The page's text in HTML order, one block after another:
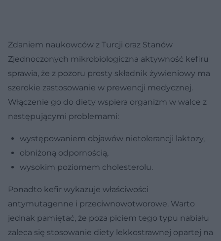
Zdaniem naukowców z Turcji oraz Stanów
Zjednoczonych mikrobiologiczna aktywność kefiru
sprawia, że z pozoru prosty składnik żywieniowy ma
szerokie zastosowanie w prewencji medycznej.
Włączenie go do diety wspiera organizm w walce z
następującymi problemami:
występowaniem objawów nietolerancji laktozy,
obniżoną odpornością,
wysokim poziomem cholesterolu.
Ponadto kefir wykazuje właściwości
antymutagenne i przeciwnowotworowe. Warto
jednak pamiętać, że poza piciem tego typu nabiału
zaleca się stosowanie diety lekkostrawnej opartej na